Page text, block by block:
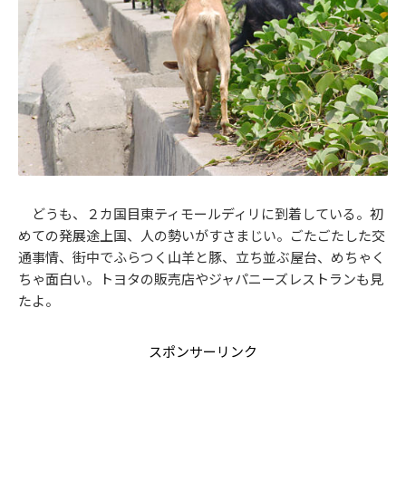
どうも、２カ国目東ティモールディリに到着している。初
めての発展途上国、人の勢いがすさまじい。ごたごたした交
通事情、街中でふらつく山羊と豚、立ち並ぶ屋台、めちゃく
ちゃ面白い。トヨタの販売店やジャパニーズレストランも見
たよ。
スポンサーリンク